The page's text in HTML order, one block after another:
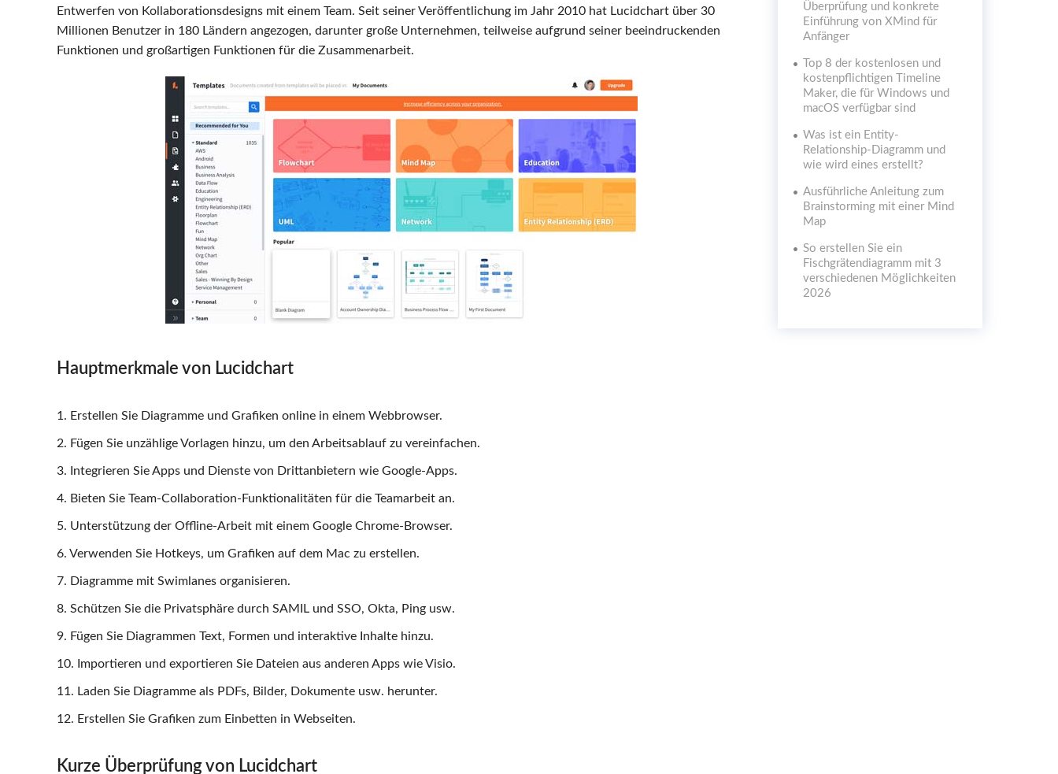
Entwerfen von Kollaborationsdesigns mit einem Team. Seit seiner Veröffentlichung im Jahr 2010 hat Lucidchart über 30
Millionen Benutzer in 180 Ländern angezogen, darunter große Unternehmen, teilweise aufgrund seiner beeindruckenden
Funktionen und großartigen Funktionen für die Zusammenarbeit.
Hauptmerkmale von Lucidchart
1. Erstellen Sie Diagramme und Grafiken online in einem Webbrowser.
2. Fügen Sie unzählige Vorlagen hinzu, um den Arbeitsablauf zu vereinfachen.
3. Integrieren Sie Apps und Dienste von Drittanbietern wie Google-Apps.
4. Bieten Sie Team-Collaboration-Funktionalitäten für die Teamarbeit an.
5. Unterstützung der Offline-Arbeit mit einem Google Chrome-Browser.
6. Verwenden Sie Hotkeys, um Grafiken auf dem Mac zu erstellen.
7. Diagramme mit Swimlanes organisieren.
8. Schützen Sie die Privatsphäre durch SAMIL und SSO, Okta, Ping usw.
9. Fügen Sie Diagrammen Text, Formen und interaktive Inhalte hinzu.
10. Importieren und exportieren Sie Dateien aus anderen Apps wie Visio.
11. Laden Sie Diagramme als PDFs, Bilder, Dokumente usw. herunter.
12. Erstellen Sie Grafiken zum Einbetten in Webseiten.
Kurze Überprüfung von Lucidchart
Überprüfung und konkrete
Einführung von XMind für
Anfänger
Top 8 der kostenlosen und
kostenpflichtigen Timeline
Maker, die für Windows und
macOS verfügbar sind
Was ist ein Entity-
Relationship-Diagramm und
wie wird eines erstellt?
Ausführliche Anleitung zum
Brainstorming mit einer Mind
Map
So erstellen Sie ein
Fischgrätendiagramm mit 3
verschiedenen Möglichkeiten
2026